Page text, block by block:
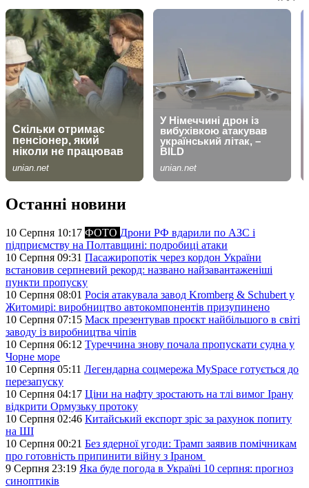
Останні новини
10 Серпня 10:17 ФОТО Дрони РФ вдарили по АЗС і
підприємству на Полтавщині: подробиці атаки
10 Серпня 09:31 Пасажиропотік через кордон України
встановив серпневий рекорд: названо найзавантаженіші
пункти пропуску
10 Серпня 08:01 Росія атакувала завод Kromberg & Schubert у
Житомирі: виробництво автокомпонентів призупинено
10 Серпня 07:15 Маск презентував проєкт найбільшого в світі
заводу із виробництва чіпів
10 Серпня 06:12 Туреччина знову почала пропускати судна у
Чорне море
10 Серпня 05:11 Легендарна соцмережа MySpace готується до
перезапуску
10 Серпня 04:17 Ціни на нафту зростають на тлі вимог Ірану
відкрити Ормузьку протоку
10 Серпня 02:46 Китайський експорт зріс за рахунок попиту
на ШІ
10 Серпня 00:21 Без ядерної угоди: Трамп заявив помічникам
про готовність припинити війну з Іраном
9 Серпня 23:19 Яка буде погода в Україні 10 серпня: прогноз
синоптиків